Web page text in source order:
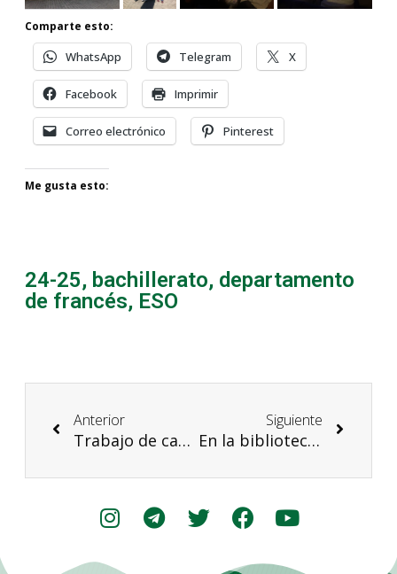
Comparte esto:
WhatsApp Telegram X
Facebook Imprimir
Correo electrónico Pinterest
Me gusta esto:
24-25, bachillerato, departamento
de francés, ESO
Anterior
Trabajo de campo en Gestión Empresarial
Siguiente
En la biblioteca de Civican